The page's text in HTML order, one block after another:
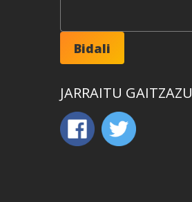
JARRAITU GAITZAZU